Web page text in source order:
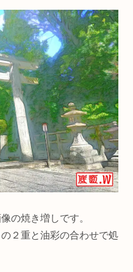
の焼き増しです。
２重と油彩の合わせで処